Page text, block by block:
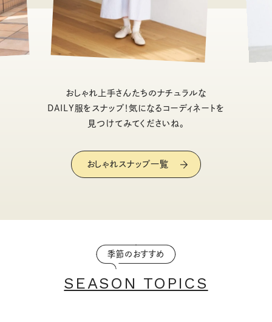
おしゃれ上手さんたちのナチュラルな
DAILY服をスナップ！気になるコーディネートを
見つけてみてくださいね。
おしゃれスナップ一覧
季節のおすすめ
SEASON TOPICS